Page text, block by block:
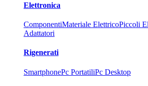
Elettronica
ComponentiMateriale ElettricoPiccoli
Adattatori
Rigenerati
SmartphonePc PortatiliPc Desktop